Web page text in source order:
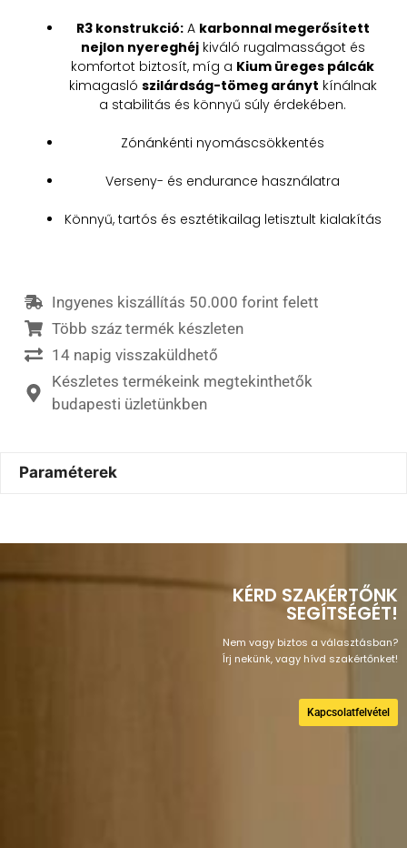
R3 konstrukció:A karbonnal megerősített
nejlon nyereghéjkiváló rugalmasságot és
komfortot biztosít, míg a Kium üreges pálcák
kimagasló szilárdság-tömeg arányt kínálnak
a stabilitás és könnyű súly érdekében.
Zónánkénti nyomáscsökkentés
Verseny- és endurance használatra
Könnyű, tartós és esztétikailag letisztult kialakítás
Ingyenes kiszállítás 50.000 forint felett
Több száz termék készleten
14 napig visszaküldhető
Készletes termékeink megtekinthetők
budapesti üzletünkben
Paraméterek
KÉRD SZAKÉRTŐNK
SEGÍTSÉGÉT!
Nem vagy biztos a választásban?
Írj nekünk, vagy hívd szakértőnket!
Kapcsolatfelvétel